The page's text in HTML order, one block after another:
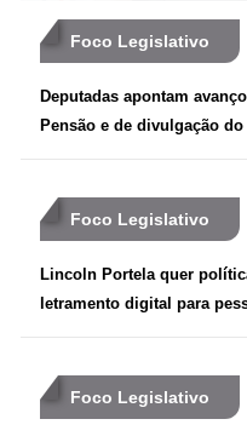
Foco Legislativo
Deputadas apontam
Pensão e de divulgação
Foco Legislativo
Lincoln Portela quer
letramento digital para
Foco Legislativo